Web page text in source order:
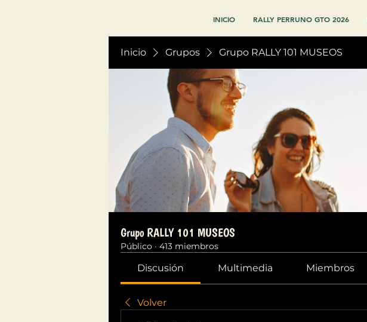
INICIO RALLY PERRUNO GTO 2026
Inicio Grupos Grupo RALLY 101 MUSEOS
Grupo RALLY 101 MUSEOS
Público · 413 miembros
Discusión Multimedia Miembros
Volver